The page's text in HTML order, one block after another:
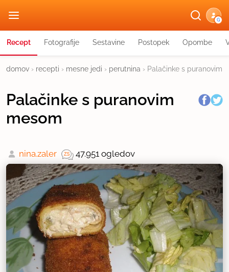
G
Recept Fotografije Sestavine Postopek Opombe
domov › recepti › mesne jedi › perutnina › Palačinke s puranovim
Palačinke s puranovim
mesom
nina.zaler 47.951 ogledov